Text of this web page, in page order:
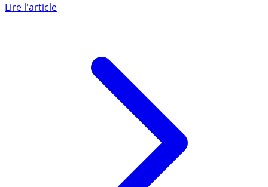
placement préféré des Français, l’assurance-vie reprend